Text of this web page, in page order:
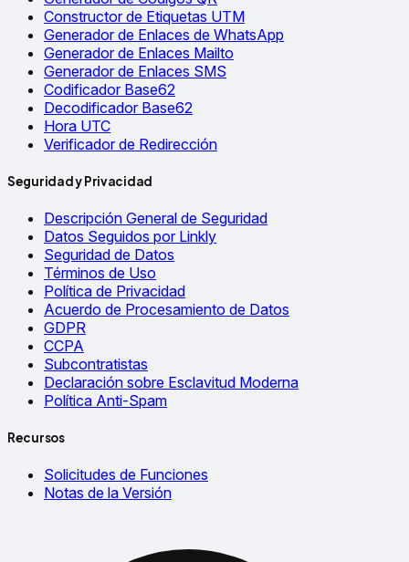
Constructor de Etiquetas UTM
Generador de Enlaces de WhatsApp
Generador de Enlaces Mailto
Generador de Enlaces SMS
Codificador Base62
Decodificador Base62
Hora UTC
Verificador de Redirección
Seguridad y Privacidad
Descripción General de Seguridad
Datos Seguidos por Linkly
Seguridad de Datos
Términos de Uso
Política de Privacidad
Acuerdo de Procesamiento de Datos
GDPR
CCPA
Subcontratistas
Declaración sobre Esclavitud Moderna
Política Anti-Spam
Recursos
Solicitudes de Funciones
Notas de la Versión